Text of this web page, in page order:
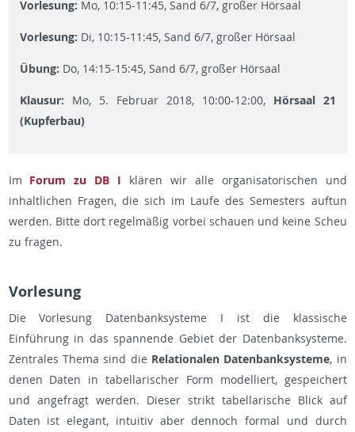
Vorlesung: Mo, 10:15-11:45, Sand 6/7, großer Hörsaal
Vorlesung: Di, 10:15-11:45, Sand 6/7, großer Hörsaal
Übung: Do, 14:15-15:45, Sand 6/7, großer Hörsaal
Klausur: Mo, 5. Februar 2018, 10:00-12:00, Hörsaal 21
(Kupferbau)
Im Forum zu DB I klären wir alle organisatorischen und
inhaltlichen Fragen, die sich im Laufe des Semesters auftun
werden. Bitte dort regelmäßig vorbei schauen und keine Scheu
zu fragen.
Vorlesung
Die Vorlesung Datenbanksysteme I ist die klassische
Einführung in das spannende Gebiet der Datenbanksysteme.
Zentrales Thema sind die Relationalen Datenbanksysteme, in
denen Daten in tabellarischer Form modelliert, gespeichert
und angefragt werden. Dieser strikt tabellarische Blick auf
Daten ist elegant, intuitiv aber dennoch formal und durch